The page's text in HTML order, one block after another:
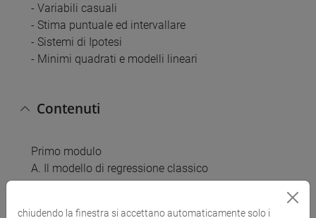
- Variabili casuali
- Stima puntuale ed intervallare
- Sistemi di Ipotesi
- Minimi quadrati e modelli lineari
Contenuti
Primo modulo
A. Il modello di regressione classico
chiudendo la finestra si accettano automaticamente solo i